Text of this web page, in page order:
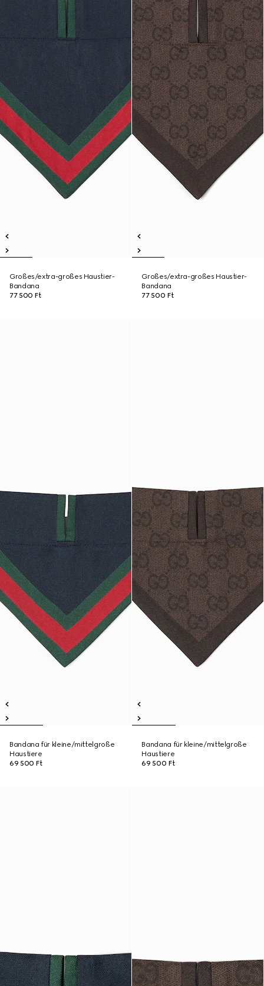
Großes/extra-großes Haustier-
Bandana
77 500 Ft
Großes/extra-großes Haustier-
Bandana
77 500 Ft
Bandana für kleine/mittelgroße
Haustiere
69 500 Ft
Bandana für kleine/mittelgroße
Haustiere
69 500 Ft